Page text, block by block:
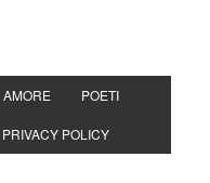
AMORE POETI
PRIVACY POLICY